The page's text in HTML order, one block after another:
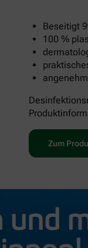
Beseitigt
100 %
Zum